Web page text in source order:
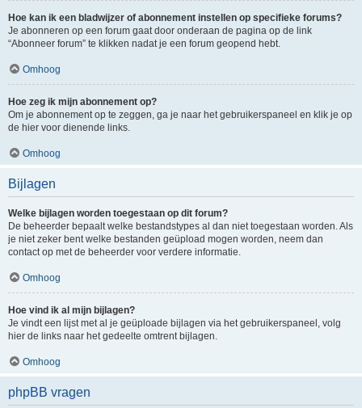
Hoe kan ik een bladwijzer of abonnement instellen op specifieke forums?
Je abonneren op een forum gaat door onderaan de pagina op de link
“Abonneer forum” te klikken nadat je een forum geopend hebt.
Omhoog
Hoe zeg ik mijn abonnement op?
Om je abonnement op te zeggen, ga je naar het gebruikerspaneel en klik je op
de hier voor dienende links.
Omhoog
Bijlagen
Welke bijlagen worden toegestaan op dit forum?
De beheerder bepaalt welke bestandstypes al dan niet toegestaan worden. Als
je niet zeker bent welke bestanden geüpload mogen worden, neem dan
contact op met de beheerder voor verdere informatie.
Omhoog
Hoe vind ik al mijn bijlagen?
Je vindt een lijst met al je geüploade bijlagen via het gebruikerspaneel, volg
hier de links naar het gedeelte omtrent bijlagen.
Omhoog
phpBB vragen